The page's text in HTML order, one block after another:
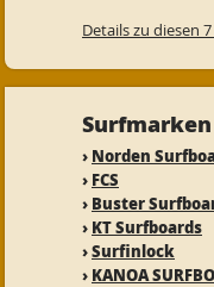
Details zu diesen
Surfmarken
› Norden
› FCS
› Buster
› KT Surfboards
›Surfinlock
› KANOA